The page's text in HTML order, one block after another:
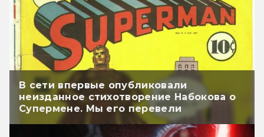
В сети впервые опубликовали
неизданное стихотворение Набокова о
Супермене. Мы его перевели